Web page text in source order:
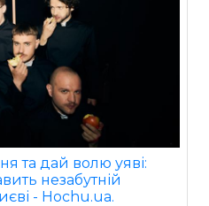
та дай волю уяві:
незабутній
- Hochu.ua.